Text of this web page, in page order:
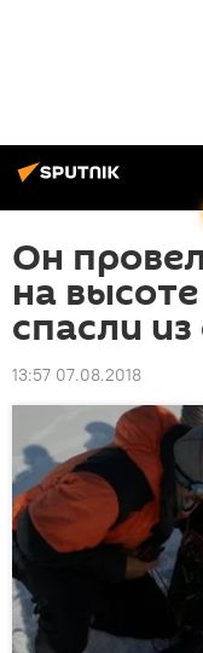
Он
на
спасли
13:57 07.08.2018